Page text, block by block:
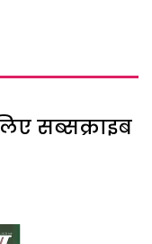
सब्सक्राइब